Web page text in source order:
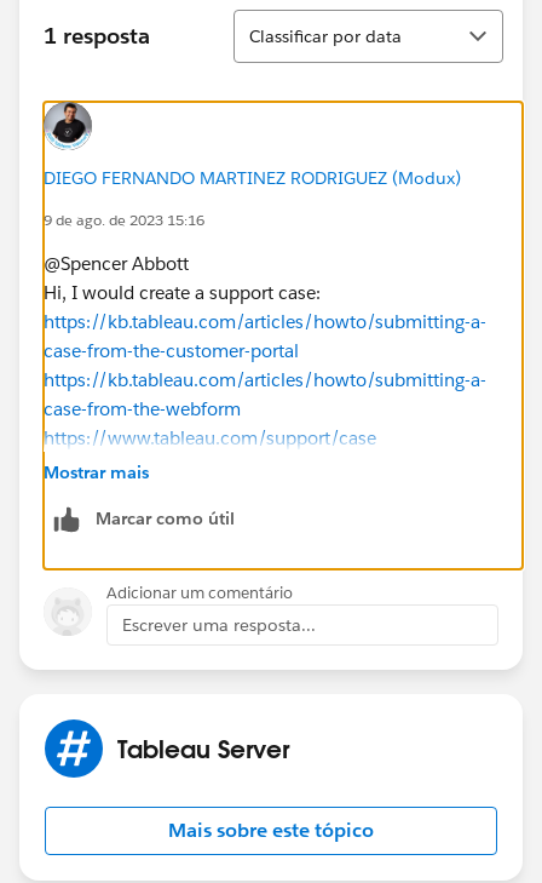
1 resposta
Classificar
Classificar por data
DIEGO FERNANDO MARTINEZ RODRIGUEZ (Modux)
9 de ago. de 2023 15:16
@Spencer Abbott​
Hi, I would create a support case:
https://kb.tableau.com/articles/howto/submitting-a-
case-from-the-customer-portal
https://kb.tableau.com/articles/howto/submitting-a-
case-from-the-webform
https://www.tableau.com/support/case
releases that were released on Aug 1st 2023 (which
https://www.tableau.com/support/releases/bridge
20231.23.0711.1149
20224.23.0709.1522
kind to "Select as Best"?. This will help other users find
the same answer/resolution and help community keep
Regards,
Mostrar mais
Marcar como útil
Adicionar um comentário
Escrever uma resposta...
Tableau Server
Mais sobre este tópico